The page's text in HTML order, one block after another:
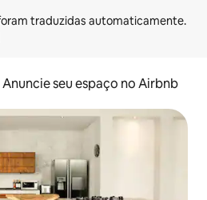
Anuncie seu espaço no Airbnb